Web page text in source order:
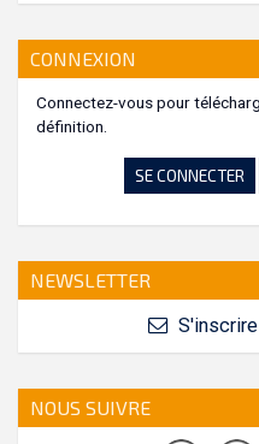
CONNEXION
Connectez-vous pour
définition.
SE CONNECTER
NEWSLETTER
NOUS SUIVRE